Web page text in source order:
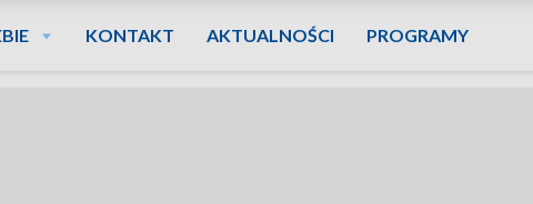
KONTAKT AKTUALNOŚCI PROGRAMY